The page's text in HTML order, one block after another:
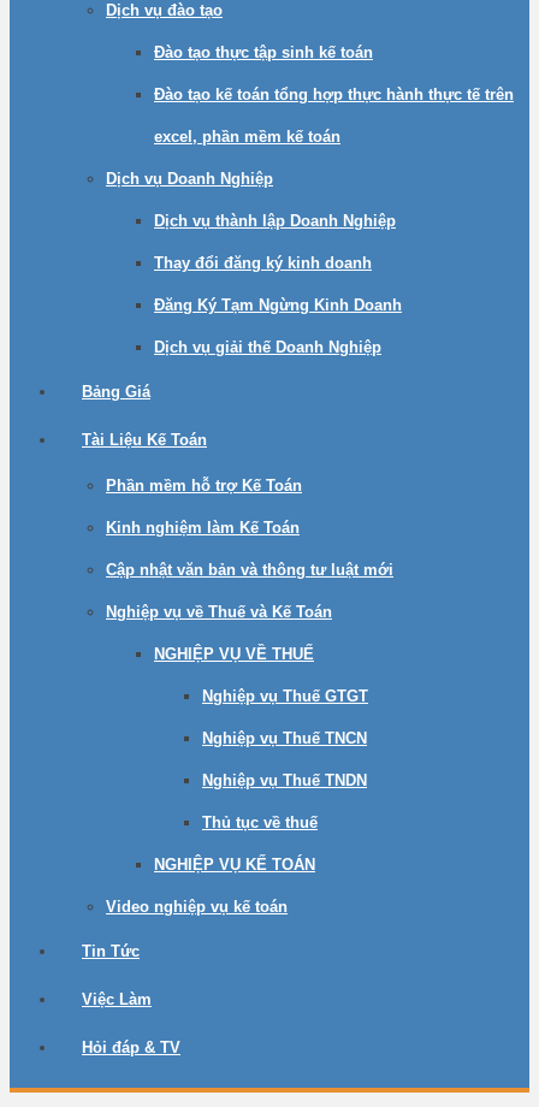
Dịch vụ đào tạo
Đào tạo thực tập sinh kế toán
Đào tạo kế toán tổng hợp thực hành thực tế trên
excel, phần mềm kế toán
Dịch vụ Doanh Nghiệp
Dịch vụ thành lập Doanh Nghiệp
Thay đổi đăng ký kinh doanh
Đăng Ký Tạm Ngừng Kinh Doanh
Dịch vụ giải thế Doanh Nghiệp
Bảng Giá
Tài Liệu Kế Toán
Phần mềm hỗ trợ Kế Toán
Kinh nghiệm làm Kế Toán
Cập nhật văn bản và thông tư luật mới
Nghiệp vụ về Thuế và Kế Toán
NGHIỆP VỤ VỀ THUẾ
Nghiệp vụ Thuế GTGT
Nghiệp vụ Thuế TNCN
Nghiệp vụ Thuế TNDN
Thủ tục về thuế
NGHIỆP VỤ KẾ TOÁN
Video nghiệp vụ kế toán
Tin Tức
Việc Làm
Hỏi đáp & TV